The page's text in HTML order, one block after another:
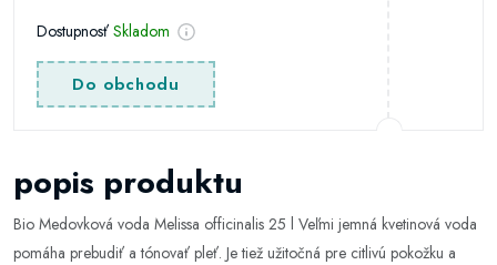
Dostupnosť Skladom
Do obchodu
popis produktu
Bio Medovková voda Melissa officinalis 25 l Veľmi jemná kvetinová voda
pomáha prebudiť a tónovať pleť. Je tiež užitočná pre citlivú pokožku a